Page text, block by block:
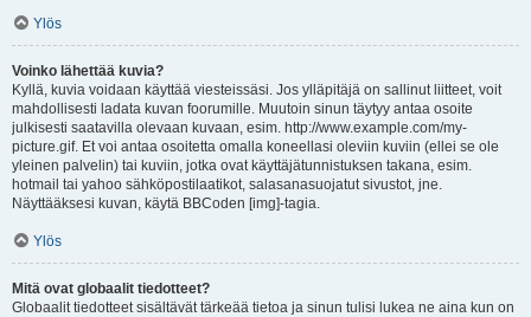
Ylös
Voinko lähettää kuvia?
Kyllä, kuvia voidaan käyttää viesteissäsi. Jos ylläpitäjä on sallinut liitteet, voit
mahdollisesti ladata kuvan foorumille. Muutoin sinun täytyy antaa osoite
julkisesti saatavilla olevaan kuvaan, esim. http://www.example.com/my-
picture.gif. Et voi antaa osoitetta omalla koneellasi oleviin kuviin (ellei se ole
yleinen palvelin) tai kuviin, jotka ovat käyttäjätunnistuksen takana, esim.
hotmail tai yahoo sähköpostilaatikot, salasanasuojatut sivustot, jne.
Näyttääksesi kuvan, käytä BBCoden [img]-tagia.
Ylös
Mitä ovat globaalit tiedotteet?
Globaalit tiedotteet sisältävät tärkeää tietoa ja sinun tulisi lukea ne aina kun on